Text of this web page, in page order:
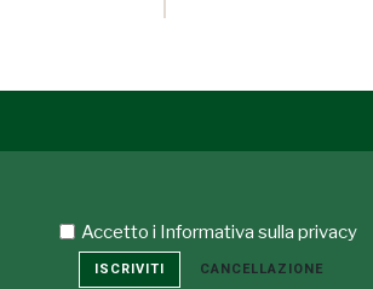
Accetto i Informativa sulla privacy
ISCRIVITI CANCELLAZIONE